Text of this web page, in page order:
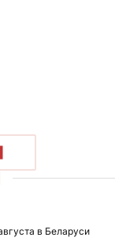
в Беларуси